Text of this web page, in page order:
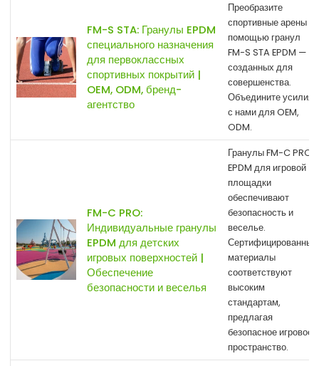
FM-S STA: Гранулы EPDM
специального назначения
для первоклассных
спортивных покрытий |
OEM, ODM, бренд-
агентство
Преобразите
спортивные арены с
помощью гранул
FM-S STA EPDM —
созданных для
совершенства.
Объедините усилия
с нами для OEM,
ODM.
FM-C PRO:
Индивидуальные гранулы
EPDM для детских
игровых поверхностей |
Обеспечение
безопасности и веселья
Гранулы FM-C PRO
EPDM для игровой
площадки
обеспечивают
безопасность и
веселье.
Сертифицированные
материалы
соответствуют
высоким
стандартам,
предлагая
безопасное игровое
пространство.